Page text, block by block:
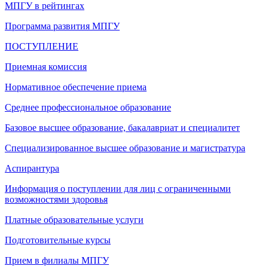
МПГУ в рейтингах
Программа развития МПГУ
ПОСТУПЛЕНИЕ
Приемная комиссия
Нормативное обеспечение приема
Среднее профессиональное образование
Базовое высшее образование, бакалавриат и специалитет
Специализированное высшее образование и магистратура
Аспирантура
Информация о поступлении для лиц с ограниченными
возможностями здоровья
Платные образовательные услуги
Подготовительные курсы
Прием в филиалы МПГУ